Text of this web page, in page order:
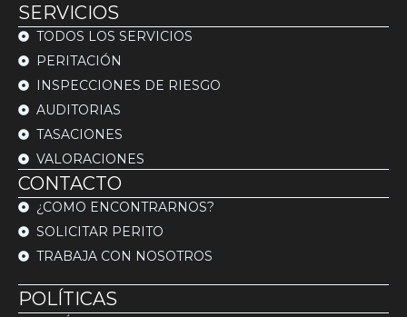
SERVICIOS
TODOS LOS SERVICIOS
PERITACIÓN
INSPECCIONES DE RIESGO
AUDITORIAS
TASACIONES
VALORACIONES
CONTACTO
¿COMO ENCONTRARNOS?
SOLICITAR PERITO
TRABAJA CON NOSOTROS
POLÍTICAS